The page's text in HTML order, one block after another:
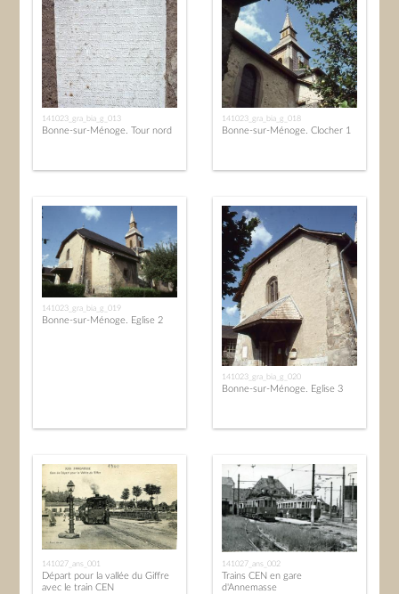
141023_gra_bia_g_013
Bonne-sur-Ménoge. Tour nord
141023_gra_bia_g_018
Bonne-sur-Ménoge. Clocher 1
141023_gra_bia_g_019
Bonne-sur-Ménoge. Eglise 2
141023_gra_bia_g_020
Bonne-sur-Ménoge. Eglise 3
141027_ans_001
Départ pour la vallée du Giffre
avec le train CEN
141027_ans_002
Trains CEN en gare
d'Annemasse